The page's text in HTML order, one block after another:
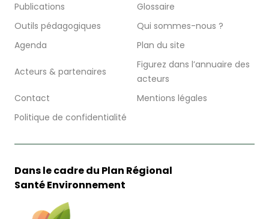
Publications
Glossaire
Outils pédagogiques
Qui sommes-nous ?
Agenda
Plan du site
Acteurs & partenaires
Figurez dans l’annuaire des
acteurs
Contact
Mentions légales
Politique de confidentialité
Dans le cadre du Plan Régional
Santé Environnement